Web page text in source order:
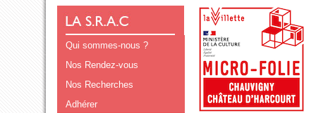
Qui sommes-nous ?
Nos Rendez-vous
Nos Recherches
Adhérer